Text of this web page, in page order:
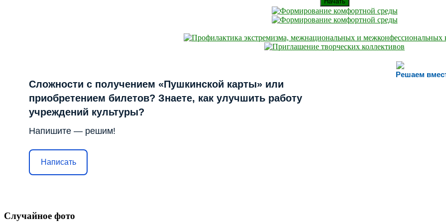
Решаем
Сложности с получением «Пушкинской карты» или
приобретением билетов? Знаете, как улучшить работу
учреждений культуры?
Напишите — решим!
Написать
Случайное фото